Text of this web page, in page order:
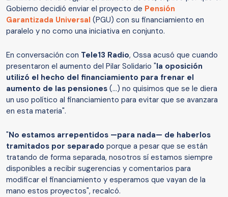
Gobierno decidió enviar el proyecto de Pensión
Garantizada Universal (PGU) con su financiamiento en
paralelo y no como una iniciativa en conjunto.
En conversación con Tele13 Radio, Ossa acusó que cuando
presentaron el aumento del Pilar Solidario "la oposición
utilizó el hecho del financiamiento para frenar el
aumento de las pensiones (...) no quisimos que se le diera
un uso político al financiamiento para evitar que se avanzara
en esta materia".
"No estamos arrepentidos —para nada— de haberlos
tramitados por separado porque a pesar que se están
tratando de forma separada, nosotros sí estamos siempre
disponibles a recibir sugerencias y comentarios para
modificar el financiamiento y esperamos que vayan de la
mano estos proyectos", recalcó.